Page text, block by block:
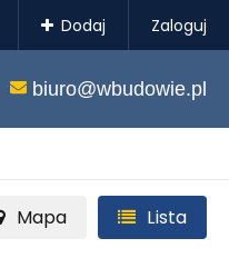
Dodaj Zaloguj
biuro@wbudowie.pl
Mapa Lista